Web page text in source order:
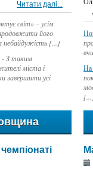
Читати далі...
світ» – усім
його
небайдужість [...]
-З таким
міста і
завершити усі
На